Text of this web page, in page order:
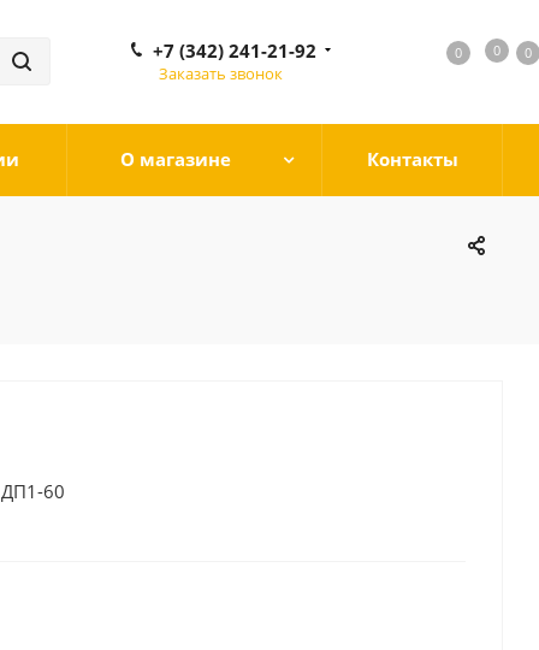
0 0 0
0
+7 (342) 241-21-92
Заказать звонок
О магазине Контакты
60